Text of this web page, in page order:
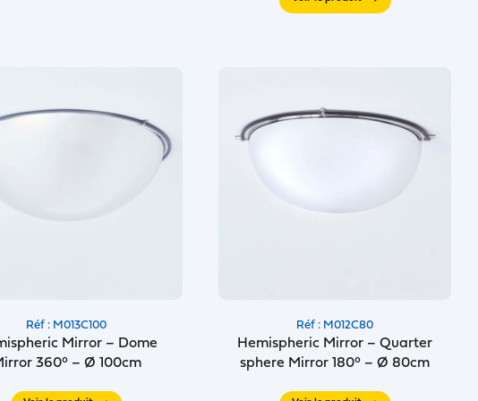
Réf : M013C100
Mirror – Dome
360° – Ø 100cm
Réf : M012C80
Hemispheric Mirror – Quarter
sphere Mirror 180° – Ø 80cm